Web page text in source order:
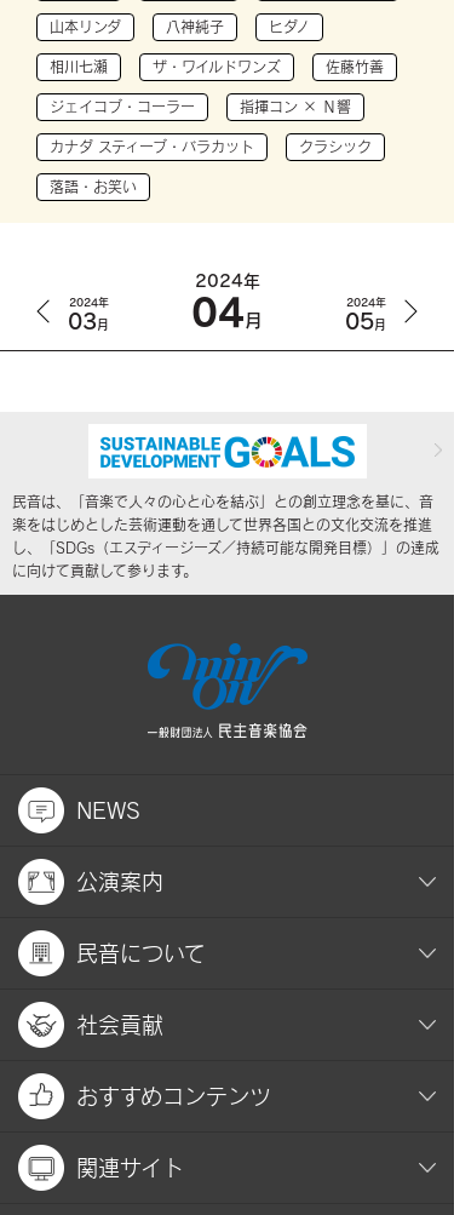
山本リンダ 八神純子 ヒダノ
相川七瀬 ザ・ワイルドワンズ 佐藤竹善
ジェイコブ・コーラー 指揮コン × Ｎ響
カナダ スティーブ・バラカット クラシック
落語・お笑い
2024年
03月
2024年
04月
2024年
05月
民音は、「音楽で人々の心と心を結ぶ」との創立理念を基に、音
楽をはじめとした芸術運動を通して世界各国との文化交流を推進
し、「SDGs（エスディージーズ／持続可能な開発目標）」の達成
に向けて貢献して参ります。
NEWS
公演案内
民音について
社会貢献
おすすめコンテンツ
関連サイト